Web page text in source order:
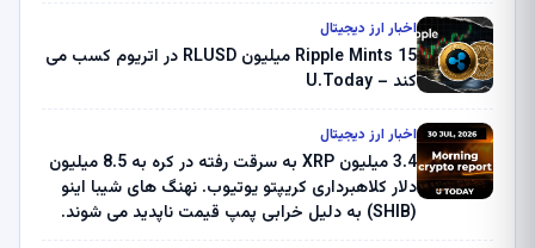
اخبار ارز دیجیتال
Ripple Mints 15 میلیون RLUSD در اتریوم کسب می
کند – U.Today
اخبار ارز دیجیتال
3.4 میلیون XRP به سرقت رفته در کره به 8.5 میلیون
دلار کلاهبرداری کریپتو یوتیوب. نهنگ های شیبا اینو
(SHIB) به دلیل خرابی پمپ قیمت ناپدید می شوند.